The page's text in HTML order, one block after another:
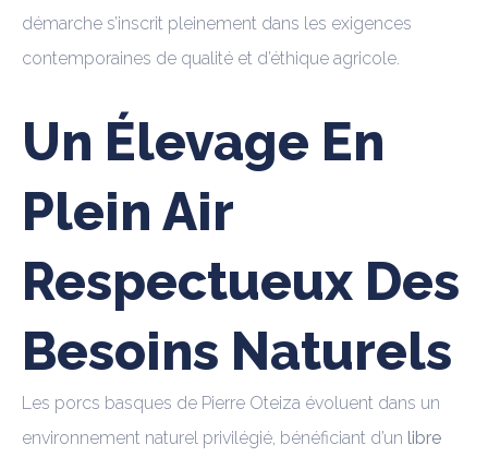
démarche s’inscrit pleinement dans les exigences
contemporaines de qualité et d’éthique agricole.
Un Élevage En
Plein Air
Respectueux Des
Besoins Naturels
Les porcs basques de Pierre Oteiza évoluent dans un
environnement naturel privilégié, bénéficiant d’un libre